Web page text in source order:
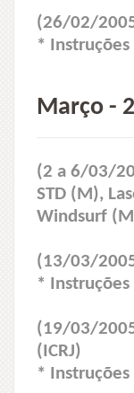
(26/02/
* Instruções
Março -
(2 a 6/03/
STD (M),
Windsurf
(13/03/
* Instruções
(19/03/
(ICRJ)
* Instruções